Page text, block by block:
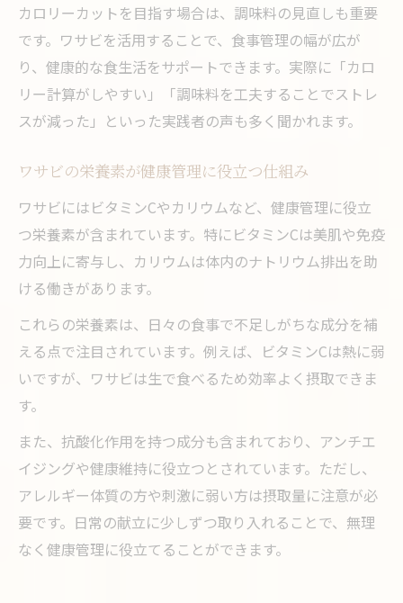
カロリーカットを目指す場合は、調味料の見直しも重要
です。ワサビを活用することで、食事管理の幅が広が
り、健康的な食生活をサポートできます。実際に「カロ
リー計算がしやすい」「調味料を工夫することでストレ
スが減った」といった実践者の声も多く聞かれます。
ワサビの栄養素が健康管理に役立つ仕組み
ワサビにはビタミンCやカリウムなど、健康管理に役立
つ栄養素が含まれています。特にビタミンCは美肌や免疫
力向上に寄与し、カリウムは体内のナトリウム排出を助
ける働きがあります。
これらの栄養素は、日々の食事で不足しがちな成分を補
える点で注目されています。例えば、ビタミンCは熱に弱
いですが、ワサビは生で食べるため効率よく摂取できま
す。
また、抗酸化作用を持つ成分も含まれており、アンチエ
イジングや健康維持に役立つとされています。ただし、
アレルギー体質の方や刺激に弱い方は摂取量に注意が必
要です。日常の献立に少しずつ取り入れることで、無理
なく健康管理に役立てることができます。